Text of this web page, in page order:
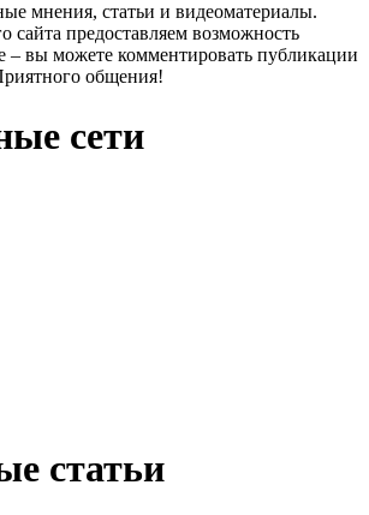
мнения, статьи и видеоматериалы.
сайта предоставляем возможность
– вы можете комментировать публикации
общения!
сети
статьи